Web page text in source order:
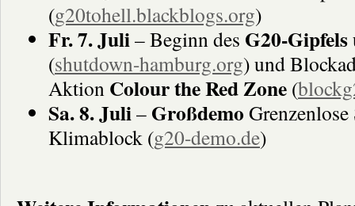
(g20tohell.blackblogs.org)
Fr. 7. Juli– Beginn des G20-Gipfels
(shutdown-hamburg.org) und
Aktion Colour the Red Zone (
Sa. 8. Juli– Großdemo
Klimablock (g20-demo.de)